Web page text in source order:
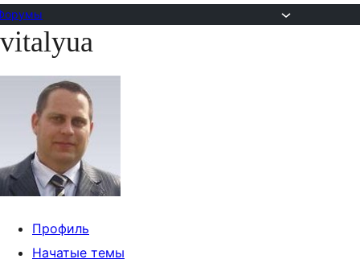
Перейти
содержимому
vitalyua
Профиль
Начатые темы